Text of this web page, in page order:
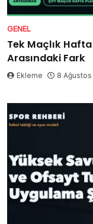
GENEL
Tek Maçlık
Arasındaki Fark
Ekleme 8